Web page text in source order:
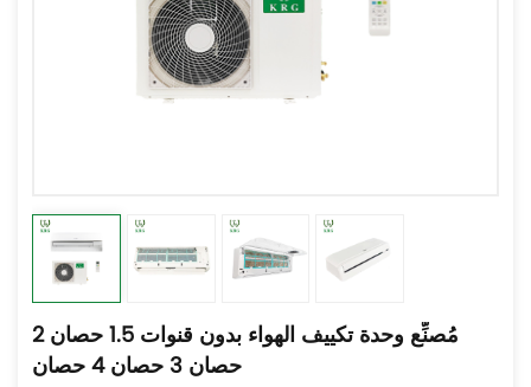
مُصنِّع وحدة تكييف الهواء بدون قنوات 1.5 حصان 2
حصان 3 حصان 4 حصان